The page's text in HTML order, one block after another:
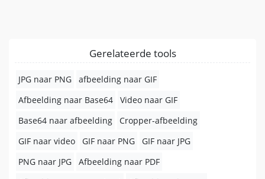
Gerelateerde tools
JPG naar PNG
afbeelding naar GIF
Afbeelding naar Base64
Video naar GIF
Base64 naar afbeelding
Cropper-afbeelding
GIF naar video
GIF naar PNG
GIF naar JPG
PNG naar JPG
Afbeelding naar PDF